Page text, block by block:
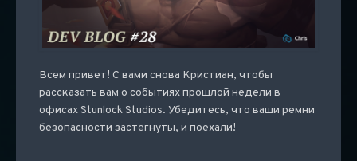
Всем привет! С вами снова Кристиан, чтобы
рассказать вам о событиях прошлой недели в
офисах Stunlock Studios. Убедитесь, что ваши ремни
безопасности застёгнуты, и поехали!